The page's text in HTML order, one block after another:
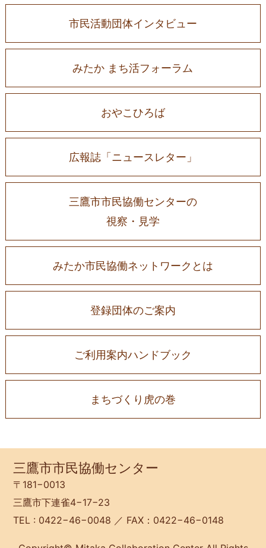
市民活動団体インタビュー
みたか まち活フォーラム
おやこひろば
広報誌「ニュースレター」
三鷹市市民協働センターの
視察・見学
みたか市民協働ネットワークとは
登録団体のご案内
ご利用案内ハンドブック
まちづくり虎の巻
三鷹市市民協働センター
〒181−0013
三鷹市下連雀4−17−23
TEL : 0422−46−0048 ／ FAX：0422−46−0148